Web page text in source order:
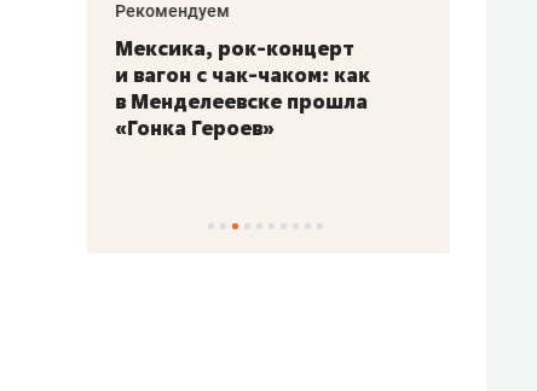
Рекомендуем
Мексика, рок-концерт
и вагон с чак-чаком: как
в Менделеевске прошла
«Гонка Героев»